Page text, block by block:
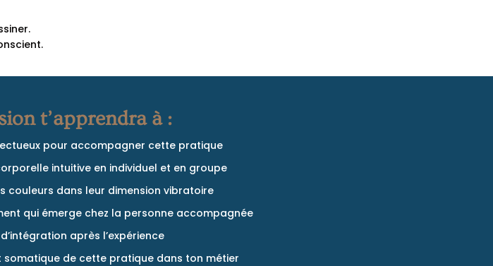
t’apprendra à :
pour accompagner cette pratique
intuitive en individuel et en groupe
couleurs dans leur dimension vibratoire
qui émerge chez la personne accompagnée
après l’expérience
somatique de cette pratique dans ton métier